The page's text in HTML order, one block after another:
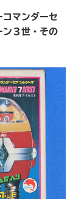
コマンダーセ
ン３世・その